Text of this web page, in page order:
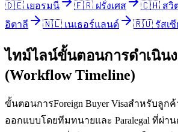
🇩🇪 เยอรมนี 🇫🇷 ฝรั่งเศส 🇨🇭 สวิ
อิตาลี
🇳🇱 เนเธอร์แลนด์ 🇷🇺 รัสเซี
ไทม์ไลน์ขั้นตอนการดำเนิน
(Workflow Timeline)
ขั้นตอนการForeign Buyer Visaสำหรับลูกค้
ออกแบบโดยทีมทนายและ Paralegal ที่ผ่า